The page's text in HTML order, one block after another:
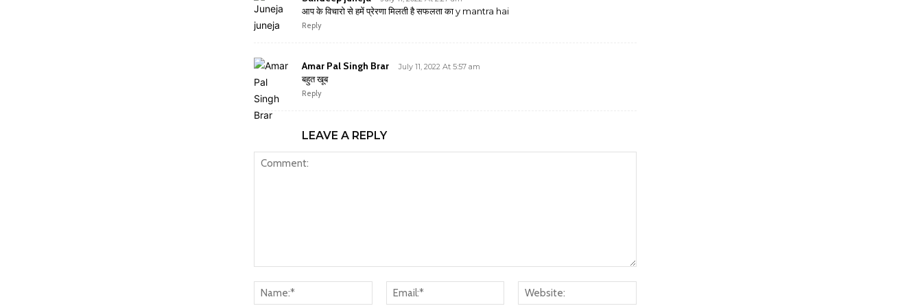
आप के विचारो से हमें प्रेरणा मिलती है सफलता का y mantra hai
Reply
Amar Pal Singh Brar July 11, 2022 At 5:57 am
बहुत खूब
Reply
LEAVE A REPLY
Name:*
Email:*